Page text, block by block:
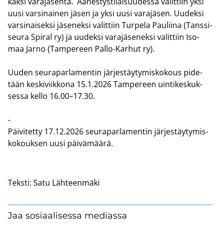
uusi var­si­nai­nen jäsen ja yksi uusi va­ra­jä­sen. Uu­dek­si
var­si­nai­sek­si jä­se­nek­si va­lit­tiin Tur­pe­la Pau­lii­na (Tans­si­
seu­ra Spi­ral ry) ja uu­dek­si va­ra­jä­se­nek­si va­lit­tiin Iso­
maa Jarno (Tam­pe­reen Pallo-​Karhut ry).
Uuden seu­ra­par­la­men­tin jär­jes­täy­ty­mis­ko­kous pi­de­
tään kes­ki­viik­ko­na 15.1.2026 Tam­pe­reen uin­ti­kes­kuk­
ses­sa kello 16.00–17.30.
-
Päi­vi­tet­ty 17.12.2026 seu­ra­par­la­men­tin jär­jes­täy­ty­mis­
ko­kouk­sen uusi päi­vä­mää­rä.
Teksti: Satu Lähteenmäki
Jaa sosiaalisessa mediassa